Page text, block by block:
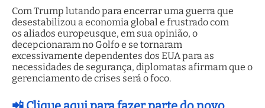
Com Trump lutando para encerrar uma guerra que
desestabilizou a economia global e frustrado com
os aliados europeusque, em sua opinião, o
decepcionaram no Golfo e se tornaram
excessivamente dependentes dos EUA para as
necessidades de segurança, diplomatas afirmam que o
gerenciamento de crises será o foco.